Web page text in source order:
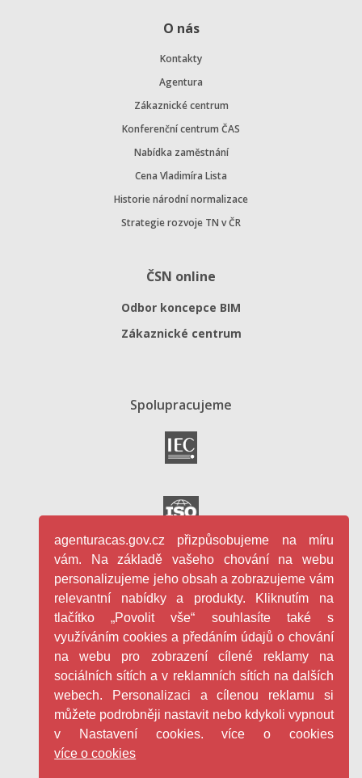
O nás
Kontakty
Agentura
Zákaznické centrum
Konferenční centrum ČAS
Nabídka zaměstnání
Cena Vladimíra Lista
Historie národní normalizace
Strategie rozvoje TN v ČR
ČSN online
Odbor koncepce BIM
Zákaznické centrum
Spolupracujeme
agenturacas.gov.cz přizpůsobujeme na míru
vám. Na základě vašeho chování na webu
personalizujeme jeho obsah a zobrazujeme vám
relevantní nabídky a produkty. Kliknutím na
tlačítko „Povolit vše“ souhlasíte také s
využíváním cookies a předáním údajů o chování
na webu pro zobrazení cílené reklamy na
sociálních sítích a v reklamních sítích na dalších
webech. Personalizaci a cílenou reklamu si
můžete podrobněji nastavit nebo kdykoli vypnout
v Nastavení cookies. více o cookies
více o cookies